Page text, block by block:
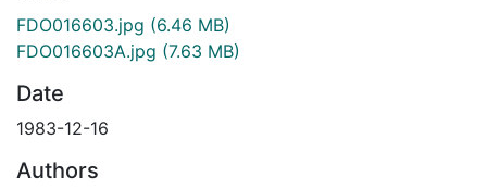
FDO016603.jpg (6.46 MB)
FDO016603A.jpg (7.63 MB)
Date
1983-12-16
Authors